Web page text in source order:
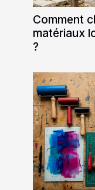
Comment
matériaux
?